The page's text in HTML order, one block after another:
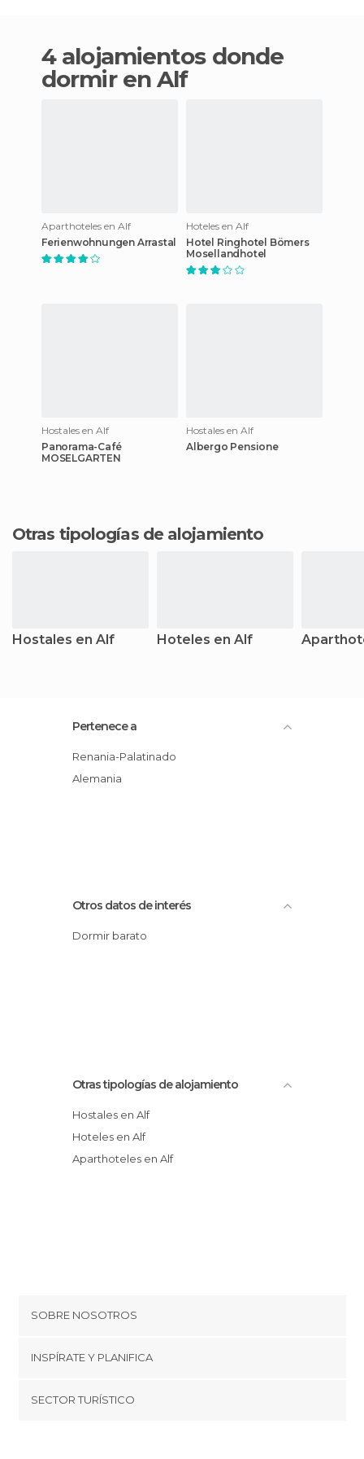
4 alojamientos donde
dormir en Alf
Aparthoteles en Alf
Ferienwohnungen Arrastal
Hoteles en Alf
Hotel Ringhotel Bömers
Mosellandhotel
Hostales en Alf
Panorama-Café
MOSELGARTEN
Hostales en Alf
Albergo Pensione
Otras tipologías de alojamiento
Hostales en Alf Hoteles en Alf
Pertenece a
Renania-Palatinado
Alemania
Otros datos de interés
Dormir barato
Otras tipologías de alojamiento
Hostales en Alf
Hoteles en Alf
Aparthoteles en Alf
SOBRE NOSOTROS
Cookies
Términos y condiciones
INSPÍRATE Y PLANIFICA
SECTOR TURÍSTICO